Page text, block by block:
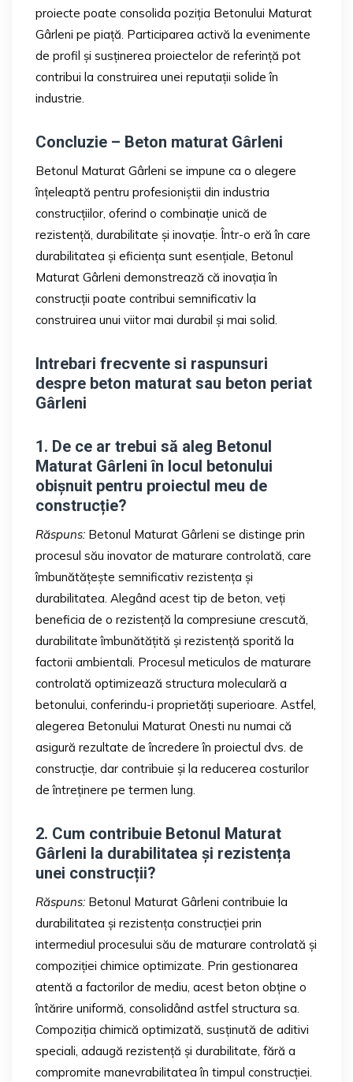
proiecte poate consolida poziția Betonului Maturat
Gârleni pe piață. Participarea activă la evenimente
de profil și susținerea proiectelor de referință pot
contribui la construirea unei reputații solide în
industrie.
Concluzie – Beton maturat Gârleni
Betonul Maturat Gârleni se impune ca o alegere
înțeleaptă pentru profesioniștii din industria
construcțiilor, oferind o combinație unică de
rezistență, durabilitate și inovație. Într-o eră în care
durabilitatea și eficiența sunt esențiale, Betonul
Maturat Gârleni demonstrează că inovația în
construcții poate contribui semnificativ la
construirea unui viitor mai durabil și mai solid.
Intrebari frecvente si raspunsuri
despre beton maturat sau beton periat
Gârleni
1. De ce ar trebui să aleg Betonul
Maturat Gârleni în locul betonului
obișnuit pentru proiectul meu de
construcție?
Răspuns: Betonul Maturat Gârleni se distinge prin
procesul său inovator de maturare controlată, care
îmbunătățește semnificativ rezistența și
durabilitatea. Alegând acest tip de beton, veți
beneficia de o rezistență la compresiune crescută,
durabilitate îmbunătățită și rezistență sporită la
factorii ambientali. Procesul meticulos de maturare
controlată optimizează structura moleculară a
betonului, conferindu-i proprietăți superioare. Astfel,
alegerea Betonului Maturat Onesti nu numai că
asigură rezultate de încredere în proiectul dvs. de
construcție, dar contribuie și la reducerea costurilor
de întreținere pe termen lung.
2. Cum contribuie Betonul Maturat
Gârleni la durabilitatea și rezistența
unei construcții?
Răspuns: Betonul Maturat Gârleni contribuie la
durabilitatea și rezistența construcției prin
intermediul procesului său de maturare controlată și
compoziției chimice optimizate. Prin gestionarea
atentă a factorilor de mediu, acest beton obține o
întărire uniformă, consolidând astfel structura sa.
Compoziția chimică optimizată, susținută de aditivi
speciali, adaugă rezistență și durabilitate, fără a
compromite manevrabilitatea în timpul construcției.